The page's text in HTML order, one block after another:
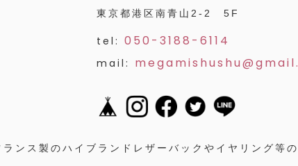
東京都港区南青山2-2 5F
tel:050-3188-6114
mail:
ンス製のハイブランドレザーバックやイヤリング等の